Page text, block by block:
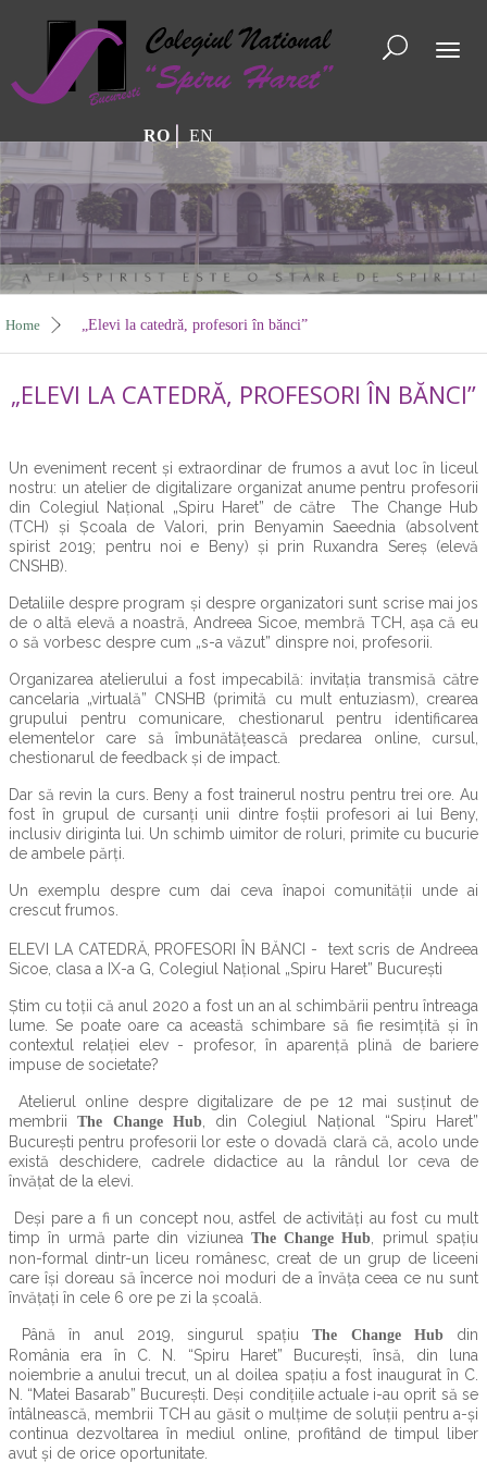
RO EN
Home „Elevi la catedră, profesori în bănci”
„ELEVI LA CATEDRĂ, PROFESORI ÎN BĂNCI”
Un eveniment recent și extraordinar de frumos a avut loc în liceul
nostru: un atelier de digitalizare organizat anume pentru profesorii
din Colegiul Național „Spiru Haret” de către The Change Hub
(TCH) și Școala de Valori, prin Benyamin Saeednia (absolvent
spirist 2019; pentru noi e Beny) și prin Ruxandra Sereș (elevă
CNSHB).
Detaliile despre program și despre organizatori sunt scrise mai jos
de o altă elevă a noastră, Andreea Sicoe, membră TCH, așa că eu
o să vorbesc despre cum „s-a văzut” dinspre noi, profesorii.
Organizarea atelierului a fost impecabilă: invitația transmisă către
cancelaria „virtuală” CNSHB (primită cu mult entuziasm), crearea
grupului pentru comunicare, chestionarul pentru identificarea
elementelor care să îmbunătățească predarea online, cursul,
chestionarul de feedback și de impact.
Dar să revin la curs. Beny a fost trainerul nostru pentru trei ore. Au
fost în grupul de cursanți unii dintre foștii profesori ai lui Beny,
inclusiv diriginta lui. Un schimb uimitor de roluri, primite cu bucurie
de ambele părți.
Un exemplu despre cum dai ceva înapoi comunității unde ai
crescut frumos.
ELEVI LA CATEDRĂ, PROFESORI ÎN BĂNCI - text scris de Andreea
Sicoe, clasa a IX-a G, Colegiul Național „Spiru Haret” București
Știm cu toții că anul 2020 a fost un an al schimbării pentru întreaga
lume. Se poate oare ca această schimbare să fie resimțită și în
contextul relației elev - profesor, în aparență plină de bariere
impuse de societate?
Atelierul online despre digitalizare de pe 12 mai susținut de
membriiThe Change Hub, din Colegiul Național “Spiru Haret”
București pentru profesorii lor este o dovadă clară că, acolo unde
există deschidere, cadrele didactice au la rândul lor ceva de
învățat de la elevi.
Deși pare a fi un concept nou, astfel de activități au fost cu mult
timp în urmă parte din viziunea The Change Hub , primul spațiu
non-formal dintr-un liceu românesc, creat de un grup de liceeni
care își doreau să încerce noi moduri de a învăța ceea ce nu sunt
învățați în cele 6 ore pe zi la școală.
Până în anul 2019, singurul spațiuThe Change Hubdin
România era în C. N. “Spiru Haret” București, însă, din luna
noiembrie a anului trecut, un al doilea spațiu a fost inaugurat în C.
N. “Matei Basarab” București. Deși condițiile actuale i-au oprit să se
întâlnească, membrii TCH au găsit o mulțime de soluții pentru a-și
continua dezvoltarea în mediul online, profitând de timpul liber
avut și de orice oportunitate.